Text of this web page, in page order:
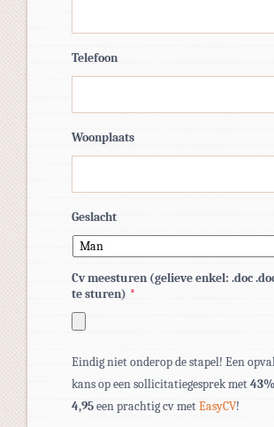
Telefoon
Woonplaats
Geslacht
Cv meesturen (gelieve enkel: .doc
te sturen) *
bestandstypen:
pdf,
doc,
Eindig niet onderop de stapel! Een
kans op een sollicitatiegesprek met43%
4,95een prachtig cv metEasyCV!